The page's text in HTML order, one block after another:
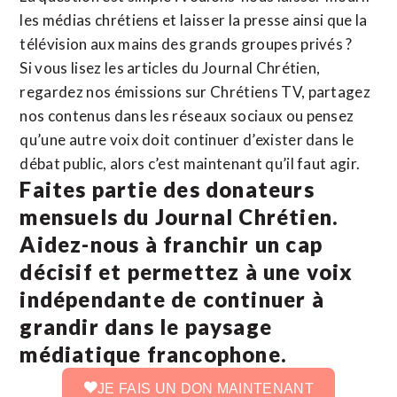
les médias chrétiens et laisser la presse ainsi que la
télévision aux mains des grands groupes privés ?
Si vous lisez les articles du Journal Chrétien,
regardez nos émissions sur Chrétiens TV, partagez
nos contenus dans les réseaux sociaux ou pensez
qu’une autre voix doit continuer d’exister dans le
débat public, alors c’est maintenant qu’il faut agir.
Faites partie des donateurs
mensuels du Journal Chrétien.
Aidez-nous à franchir un cap
décisif et permettez à une voix
indépendante de continuer à
grandir dans le paysage
médiatique francophone.
JE FAIS UN DON MAINTENANT